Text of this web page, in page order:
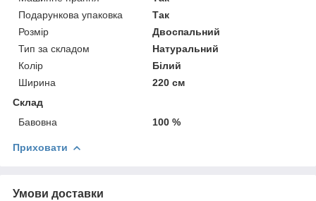
Подарункова упаковка
Так
Розмір
Двоспальний
Тип за складом
Натуральний
Колір
Білий
Ширина
220 см
Склад
Бавовна
100 %
Приховати
Умови доставки